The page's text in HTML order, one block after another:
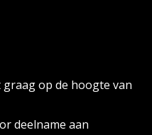
op de hoogte van
deelname aan